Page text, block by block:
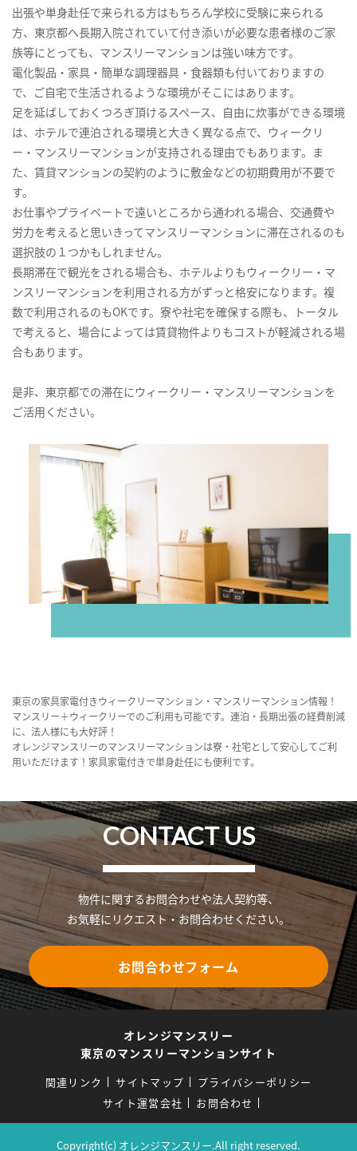
出張や単身赴任で来られる方はもちろん学校に受験に来られる
方、東京都へ長期入院されていて付き添いが必要な患者様のご家
族等にとっても、マンスリーマンションは強い味方です。
電化製品・家具・簡単な調理器具・食器類も付いておりますの
で、ご自宅で生活されるような環境がそこにはあります。
足を延ばしておくつろぎ頂けるスペース、自由に炊事ができる環境
は、ホテルで連泊される環境と大きく異なる点で、ウィークリ
ー・マンスリーマンションが支持される理由でもあります。ま
た、賃貸マンションの契約のように敷金などの初期費用が不要で
す。
お仕事やプライベートで遠いところから通われる場合、交通費や
労力を考えると思いきってマンスリーマンションに滞在されるのも
選択肢の１つかもしれません。
長期滞在で観光をされる場合も、ホテルよりもウィークリー・マ
ンスリーマンションを利用される方がずっと格安になります。複
数で利用されるのもOKです。寮や社宅を確保する際も、トータル
で考えると、場合によっては賃貸物件よりもコストが軽減される場
合もあります。
是非、東京都での滞在にウィークリー・マンスリーマンションを
ご活用ください。
東京の家具家電付きウィークリーマンション・マンスリーマンション情報！
マンスリー＋ウィークリーでのご利用も可能です。連泊・長期出張の経費削減
に、法人様にも大好評！
オレンジマンスリーのマンスリーマンションは寮・社宅として安心してご利
用いただけます！家具家電付きで単身赴任にも便利です。
CONTACT US
物件に関するお問合わせや法人契約等、
お気軽にリクエスト・お問合わせください。
お問合わせフォーム
オレンジマンスリー
東京のマンスリーマンションサイト
関連リンク サイトマップ
プライバシーポリシー
サイト運営会社
お問合わせ
Copyright(c) オレンジマンスリー.All right reserved.